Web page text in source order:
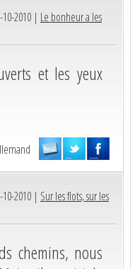
2010 | Le bonheur a les
et les yeux
2010 | Sur les flots, sur les
chemins, nous